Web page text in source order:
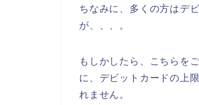
ちなみに、多くの方はデ
が、、、。
もしかしたら、こちらを
に、デビットカードの上
れません。